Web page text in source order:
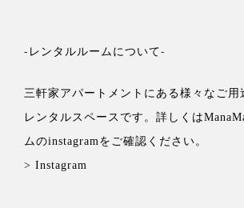
-レンタルルームについて-
三軒家アパートメントにある様々なご用
レンタルスペースです。詳しくは
ムのinstagramをご確認ください。
> Instagram